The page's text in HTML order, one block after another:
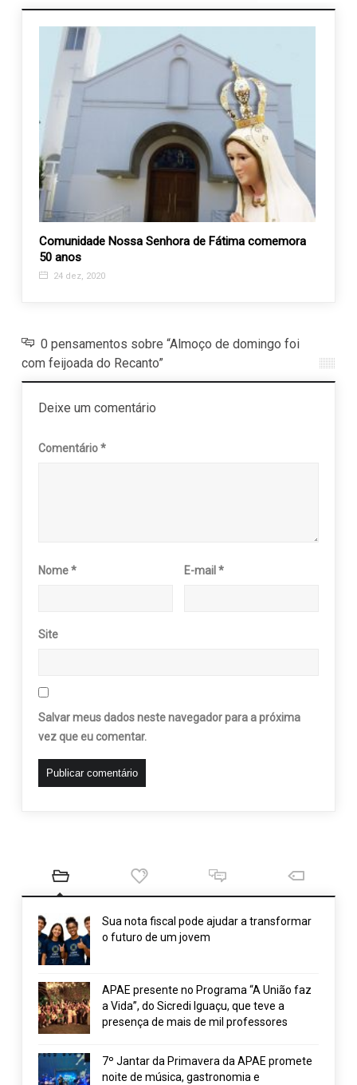
Comunidade Nossa Senhora de Fátima comemora
50 anos
24 dez, 2020
0 pensamentos sobre “Almoço de domingo foi
com feijoada do Recanto”
Deixe um comentário
Comentário*
Nome* E-mail*
Site
Salvar meus dados neste navegador para a próxima
vez que eu comentar.
Sua nota fiscal pode ajudar a transformar
o futuro de um jovem
APAE presente no Programa “A União faz
a Vida”, do Sicredi Iguaçu, que teve a
presença de mais de mil professores
7º Jantar da Primavera da APAE promete
noite de música, gastronomia e